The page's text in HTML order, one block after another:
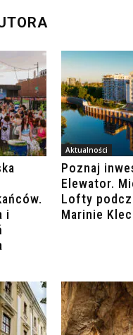
i
Aktualności
Poznaj
Elewator.
Lofty
Marinie